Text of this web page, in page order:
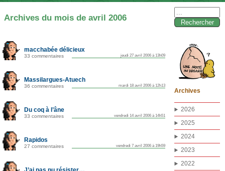
Archives du mois de avril 2006
macchabée délicieux
33 commentaires jeudi 27 avril 2006 à 13h09
Massilargues-Atuech
36 commentaires mardi 18 avril 2006 à 12h13
Du coq à l’âne
33 commentaires vendredi 14 avril 2006 à 14h51
Rapidos
27 commentaires vendredi 7 avril 2006 à 19h59
J’ai pas pu résister…
Archives
2026
2025
2024
2023
2022